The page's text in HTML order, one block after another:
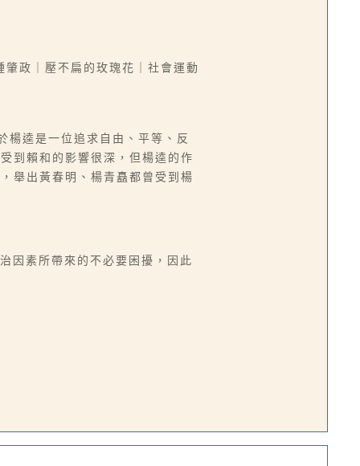
政｜壓不扁的玫瑰花｜社會運動
楊逵是一位追求自由、平等、反
到賴和的影響很深，但楊逵的作
舉出黃春明、楊青矗都曾受到楊
因素所帶來的不必要困擾，因此